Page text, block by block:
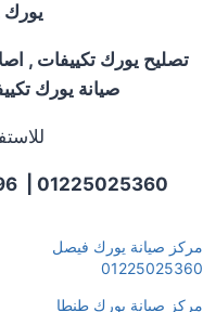
يورك
تصليح يورك تكييفات ,
صيانة يورك
01225025360 | 01127571696 | 01014723434
مركز صيانة يورك فيصل
01225025360
مركز صيانة يورك طنطا